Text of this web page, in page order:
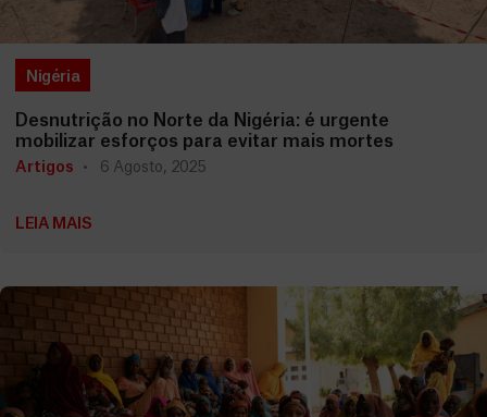
Nigéria
Desnutrição no Norte da Nigéria: é urgente
mobilizar esforços para evitar mais mortes
Artigos 6 Agosto, 2025
LEIA MAIS